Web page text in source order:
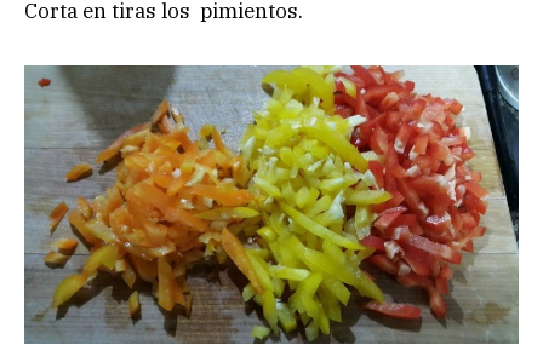
Corta en tiras los pimientos.